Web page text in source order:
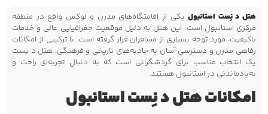
هتل د نِست استانبولیکی از اقامتگاه‌های مدرن و لوکس واقع در منطقه
مرکزی استانبول است. این هتل به دلیل موقعیت جغرافیایی عالی و خدمات
باکیفیت، مورد توجه بسیاری از مسافران قرار گرفته است. با ترکیبی از امکانات
رفاهی مدرن و دسترسی آسان به جاذبه‌های تاریخی و فرهنگی، هتل د نِست
یک انتخاب مناسب برای گردشگرانی است که به دنبال تجربه‌ای راحت و
به‌یادماندنی در استانبول هستند.
امکانات هتل د نِست استانبول